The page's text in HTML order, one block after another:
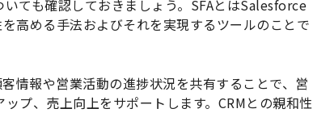
ても確認しておきましょう。SFAとはSalesforce
高める手法およびそれを実現するツールのことで
情報や営業活動の進捗状況を共有することで、営
プ、売上向上をサポートします。CRMとの親和性